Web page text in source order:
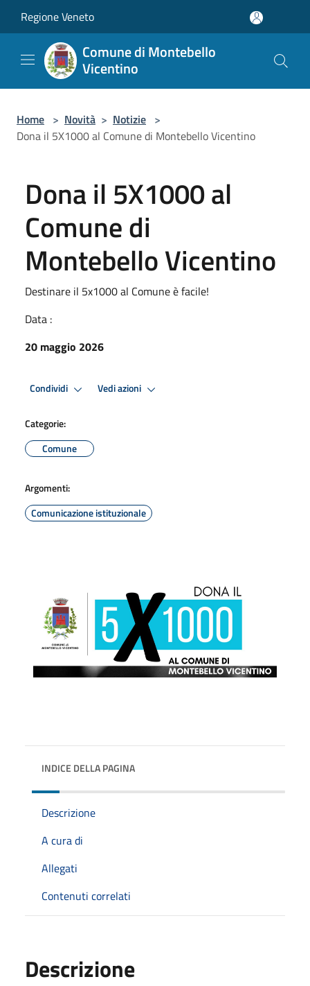
Regione Veneto
Comune di Montebello
Vicentino
Home > Novità > Notizie >
Dona il 5X1000 al Comune di Montebello Vicentino
Dona il 5X1000 al
Comune di
Montebello Vicentino
Destinare il 5x1000 al Comune è facile!
Data :
20 maggio 2026
Condividi Vedi azioni
Categorie:
Comune
Argomenti:
Comunicazione istituzionale
INDICE DELLA PAGINA
Descrizione
A cura di
Allegati
Contenuti correlati
Descrizione